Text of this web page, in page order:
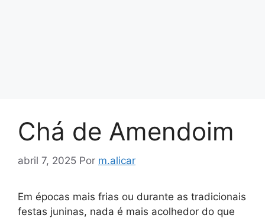
Chá de Amendoim
abril 7, 2025 Por m.alicar
Em épocas mais frias ou durante as tradicionais
festas juninas, nada é mais acolhedor do que